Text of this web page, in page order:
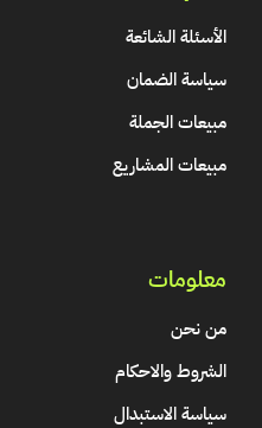
الأسئلة الشائعة
سياسة الضمان
مبيعات الجملة
مبيعات المشاريع
معلومات
من نحن
الشروط والاحكام
سياسة الاستبدال